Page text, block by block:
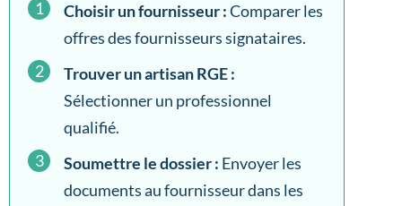
Choisir un fournisseur :Comparer les
offres des fournisseurs signataires.
Trouver un artisan RGE :
Sélectionner un professionnel
qualifié.
Soumettre le dossier : Envoyer les
documents au fournisseur dans les